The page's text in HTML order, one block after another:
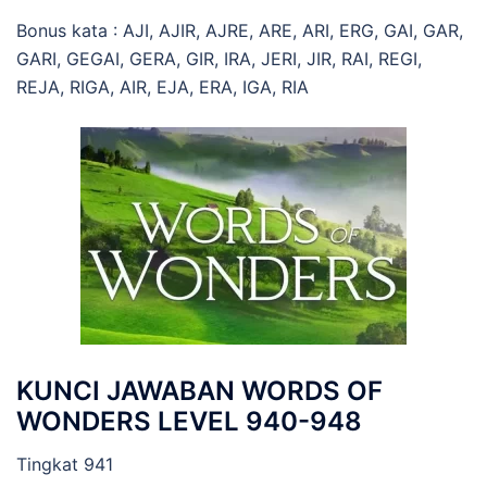
Bonus kata : AJI, AJIR, AJRE, ARE, ARI, ERG, GAI, GAR,
GARI, GEGAI, GERA, GIR, IRA, JERI, JIR, RAI, REGI,
REJA, RIGA, AIR, EJA, ERA, IGA, RIA
KUNCI JAWABAN WORDS OF
WONDERS LEVEL 940-948
Tingkat 941